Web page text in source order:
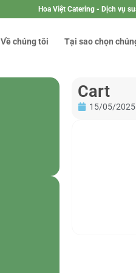
Hoa Việt Catering - Dịch vụ
Về chúng tôi Tại sao chọn
Cart
15/05/2025